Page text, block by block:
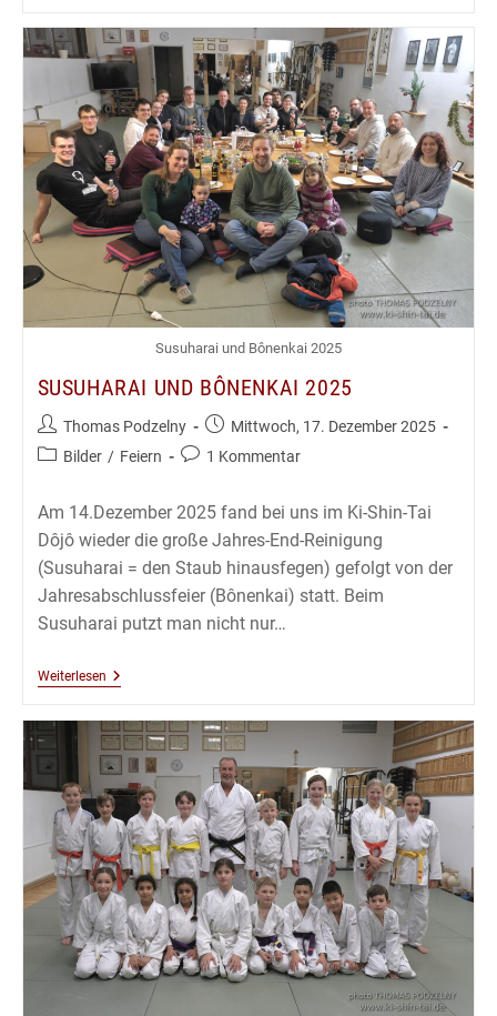
Susuharai und Bônenkai 2025
SUSUHARAI UND BÔNENKAI 2025
Beitrags-
Autor:
Thomas Podzelny
Beitrag
veröffentlicht:
Mittwoch, 17. Dezember 2025
Beitrags-
Bilder / Feiern
Beitrags-
1 Kommentar
Am 14.Dezember 2025 fand bei uns im Ki-Shin-Tai
Dôjô wieder die große Jahres-End-Reinigung
(Susuharai = den Staub hinausfegen) gefolgt von der
Jahresabschlussfeier (Bônenkai) statt. Beim
Susuharai putzt man nicht nur…
WeiterlesenSusuharai
2025